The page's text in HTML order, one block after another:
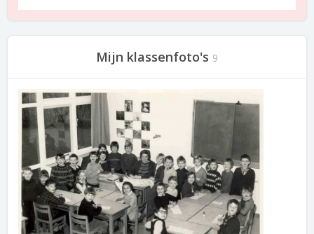
Mijn klassenfoto's 9